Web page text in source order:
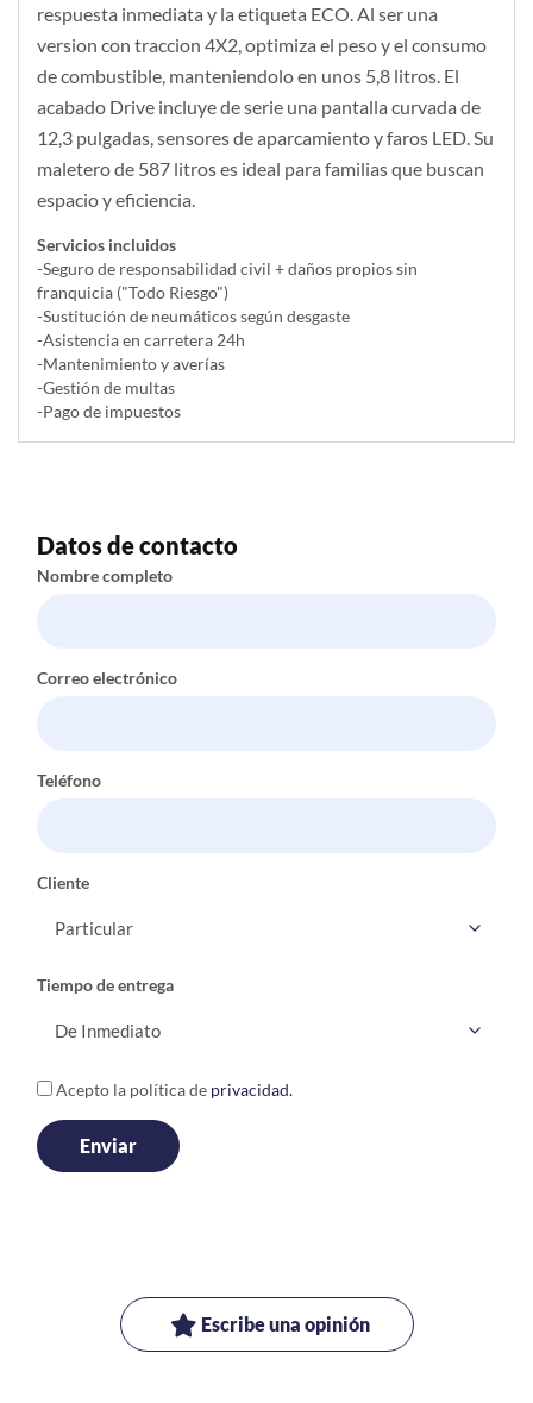
respuesta inmediata y la etiqueta ECO. Al ser una
version con traccion 4X2, optimiza el peso y el consumo
de combustible, manteniendolo en unos 5,8 litros. El
acabado Drive incluye de serie una pantalla curvada de
12,3 pulgadas, sensores de aparcamiento y faros LED. Su
maletero de 587 litros es ideal para familias que buscan
espacio y eficiencia.
Servicios incluidos
-Seguro de responsabilidad civil + daños propios sin
franquicia ("Todo Riesgo")
-Sustitución de neumáticos según desgaste
-Asistencia en carretera 24h
-Mantenimiento y averías
-Gestión de multas
-Pago de impuestos
Datos de contacto
Nombre completo
Correo electrónico
Teléfono
Cliente
Tiempo de entrega
Acepto la política de privacidad.
Escribe una opinión